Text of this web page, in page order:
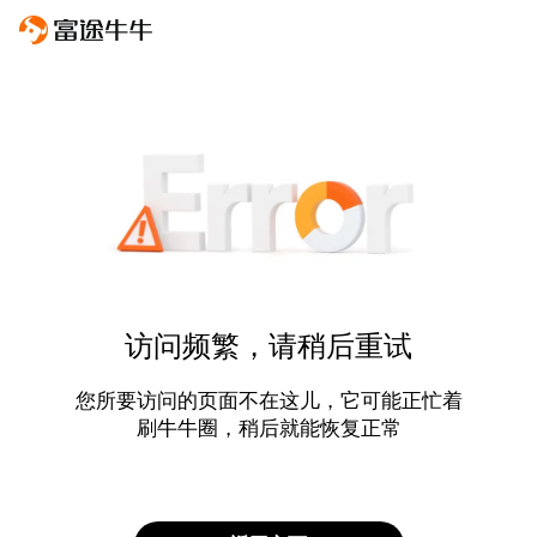
访问频繁，请稍后重试
您所要访问的页面不在这儿，它可能正忙着
刷牛牛圈，稍后就能恢复正常